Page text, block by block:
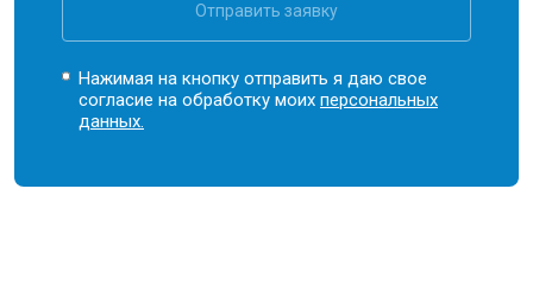
Отправить заявку
Нажимая на кнопку отправить я даю свое
согласие на обработку моихперсональных
данных.